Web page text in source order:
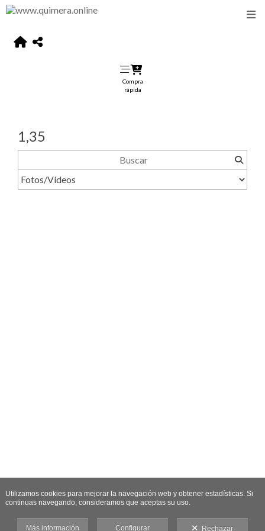
Compra
rápida
1,35
Utilizamos cookies para mejorar la navegación web y obtener estadísticas. Si
continuas navegando, consideramos que aceptas su uso.
Más información Configurar Rechazar